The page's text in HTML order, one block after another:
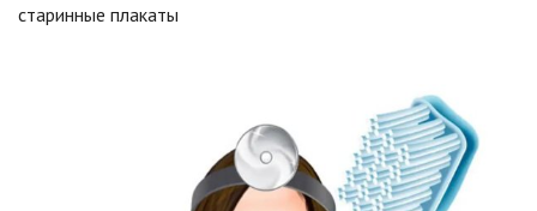
старинные плакаты